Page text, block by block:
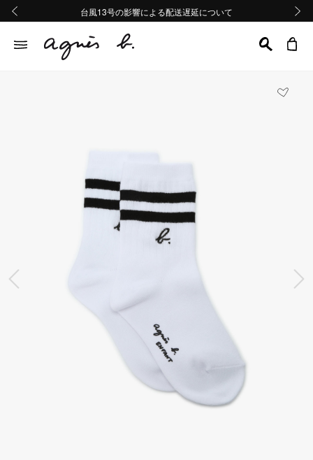
熊本地域地震の影響による配送遅延について
Summer Sale 2buy10%OFF!!
台風13号の影響による配送遅延について
熊本地域地震の影響による配送遅延について
Summer Sale 2buy10%OFF!!
前の画像